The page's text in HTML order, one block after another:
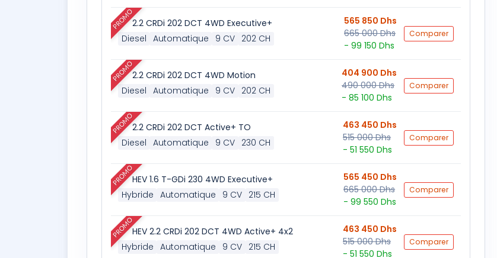
PROMO2.2 CRDi 202 DCT 4WD Executive+
Diesel Automatique 9 CV 202 CH
565 850 Dhs
665 000 Dhs
- 99 150 Dhs
Comparer
PROMO2.2 CRDi 202 DCT 4WD Motion
Diesel Automatique 9 CV 202 CH
404 900 Dhs
490 000 Dhs
- 85 100 Dhs
Comparer
PROMO2.2 CRDi 202 DCT Active+ TO
Diesel Automatique 9 CV 230 CH
463 450 Dhs
515 000 Dhs
- 51 550 Dhs
Comparer
PROMOHEV 1.6 T-GDi 230 4WD Executive+
Hybride Automatique 9 CV 215 CH
565 450 Dhs
665 000 Dhs
- 99 550 Dhs
Comparer
PROMOHEV 2.2 CRDi 202 DCT 4WD Active+ 4x2
Hybride Automatique 9 CV 215 CH
463 450 Dhs
515 000 Dhs
- 51 550 Dhs
Comparer